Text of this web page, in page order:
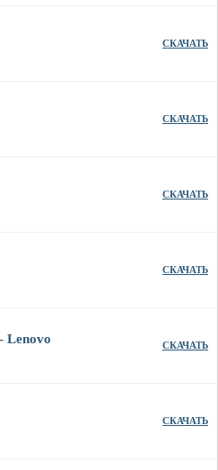
СКАЧАТЬ
СКАЧАТЬ
СКАЧАТЬ
СКАЧАТЬ
Lenovo СКАЧАТЬ
СКАЧАТЬ